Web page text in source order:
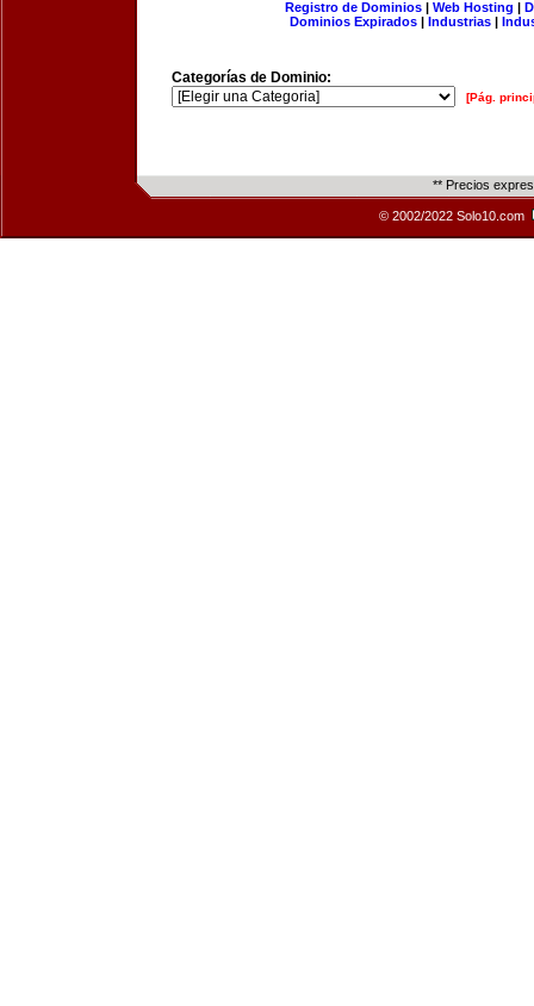
Registro de Dominios| Web Hosting |
Dominios Expirados | Industrias |
Categorías de Dominio:
[Pág.
** Precios
© 2002/2022 Solo10.com